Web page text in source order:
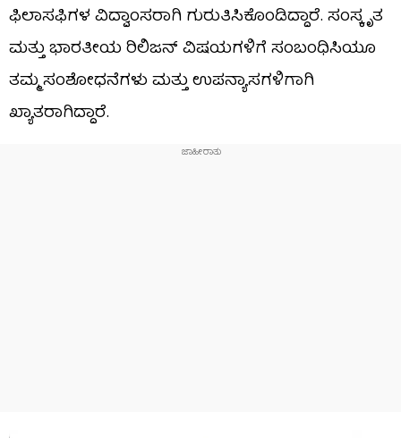
ಫಿಲಾಸಫಿಗಳ ವಿದ್ವಾಂಸರಾಗಿ ಗುರುತಿಸಿಕೊಂಡಿದ್ದಾರೆ. ಸಂಸ್ಕೃತ
ಮತ್ತು ಭಾರತೀಯ ರಿಲಿಜನ್ ವಿಷಯಗಳಿಗೆ ಸಂಬಂಧಿಸಿಯೂ
ತಮ್ಮ ಸಂಶೋಧನೆಗಳು ಮತ್ತು ಉಪನ್ಯಾಸಗಳಿಗಾಗಿ
ಖ್ಯಾತರಾಗಿದ್ದಾರೆ.